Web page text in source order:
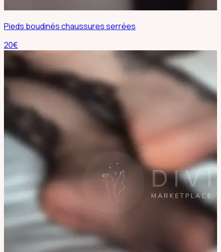
Pieds boudinés chaussures serrées
20€